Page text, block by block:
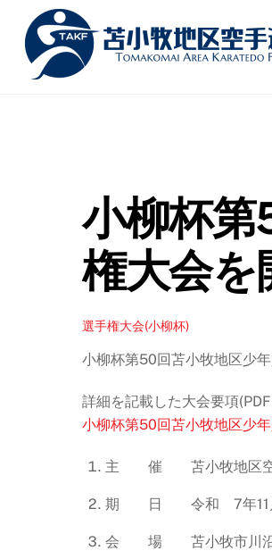
content
小柳杯第
権大会を
選手権大会(小柳杯)
小柳杯第50回苫小牧地区少
詳細を記載した大会要項
小柳杯第50回苫小牧地区少
主 催 苫小牧地区空
期 日 令和 7年11月
会 場 苫小牧市川沿